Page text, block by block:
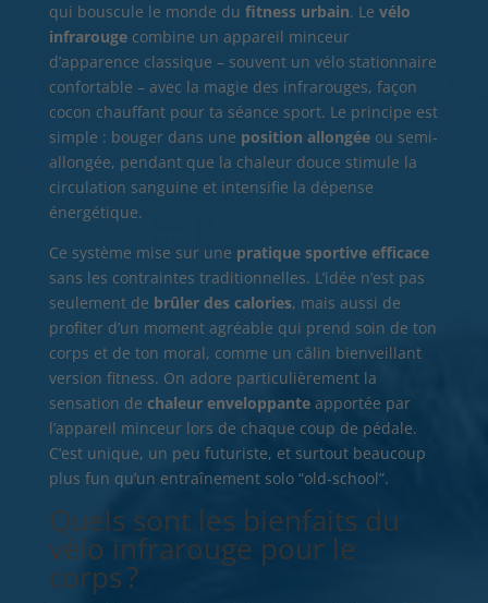
qui bouscule le monde du fitness urbain. Le vélo
infrarougecombine un appareil minceur
d’apparence classique – souvent un vélo stationnaire
confortable – avec la magie des infrarouges, façon
cocon chauffant pour ta séance sport. Le principe est
simple : bouger dans une position allongéeou semi-
allongée, pendant que la chaleur douce stimule la
circulation sanguine et intensifie la dépense
énergétique.
Ce système mise sur une pratique sportive efficace
sans les contraintes traditionnelles. L’idée n’est pas
seulement de brûler des calories, mais aussi de
profiter d’un moment agréable qui prend soin de ton
corps et de ton moral, comme un câlin bienveillant
version fitness. On adore particulièrement la
sensation de chaleur enveloppanteapportée par
l’appareil minceur lors de chaque coup de pédale.
C’est unique, un peu futuriste, et surtout beaucoup
plus fun qu’un entraînement solo “old-school”.
Quels sont les bienfaits du
vélo infrarouge pour le
corps ?